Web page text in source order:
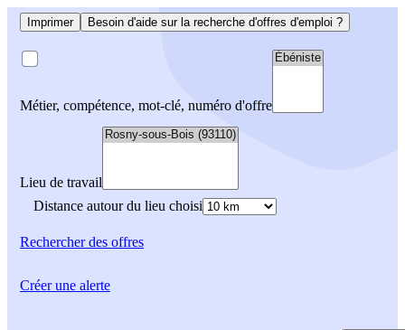
Imprimer Besoin d'aide sur la recherche d'offres d'emploi ?
Métier, compétence, mot-clé, numéro d'offre
Lieu de travail
Distance autour du lieu choisi
Rechercherdes offres
Créer une alerte